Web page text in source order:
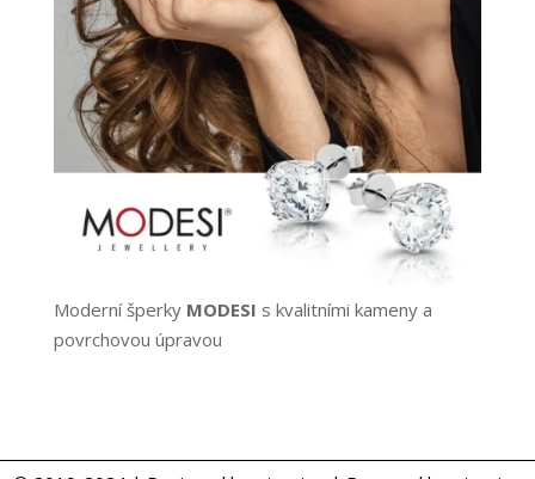
Moderní šperky MODESI s kvalitními kameny a
povrchovou úpravou